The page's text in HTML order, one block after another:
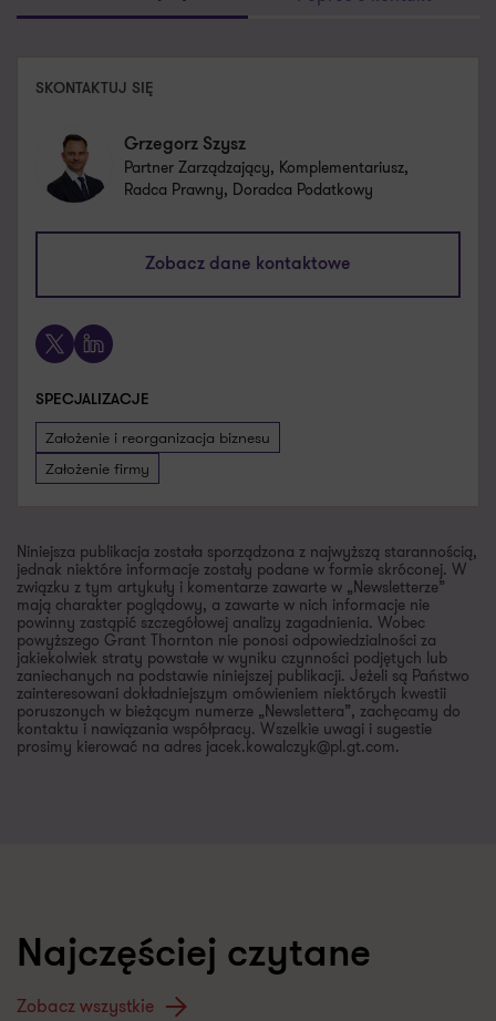
SKONTAKTUJ SIĘ
Grzegorz Szysz
Partner Zarządzający, Komplementariusz,
Radca Prawny, Doradca Podatkowy
Zobacz dane kontaktowe
X LinkedIn
SPECJALIZACJE
Założenie i reorganizacja biznesu
Założenie firmy
Niniejsza publikacja została sporządzona z najwyższą starannością,
jednak niektóre informacje zostały podane w formie skróconej. W
związku z tym artykuły i komentarze zawarte w „Newsletterze”
mają charakter poglądowy, a zawarte w nich informacje nie
powinny zastąpić szczegółowej analizy zagadnienia. Wobec
powyższego Grant Thornton nie ponosi odpowiedzialności za
jakiekolwiek straty powstałe w wyniku czynności podjętych lub
zaniechanych na podstawie niniejszej publikacji. Jeżeli są Państwo
zainteresowani dokładniejszym omówieniem niektórych kwestii
poruszonych w bieżącym numerze „Newslettera”, zachęcamy do
kontaktu i nawiązania współpracy. Wszelkie uwagi i sugestie
prosimy kierować na adres jacek.kowalczyk@pl.gt.com.
Najczęściej czytane
Zobacz wszystkie